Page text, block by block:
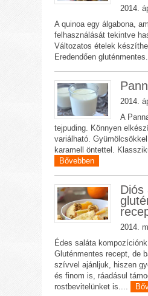
2014.
A quinoa egy álgabona,
felhasználását tekintve
Változatos ételek
Eredendően gluténmentes.
2014.
A
tejpuding. Könnyen
variálható.
karamell öntettel.
Bővebben
Diós
2014.
Édes saláta
Gluténmentes recept, de
szívvel ajánljuk, hiszen
és finom is, ráadásul
rostbevitelünket is....